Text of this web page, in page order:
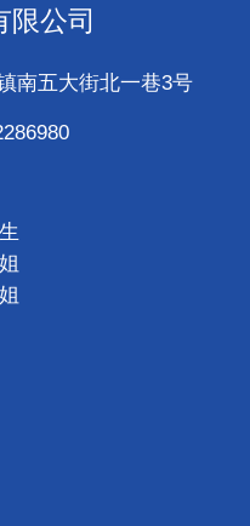
限公司
南五大街北一巷3号